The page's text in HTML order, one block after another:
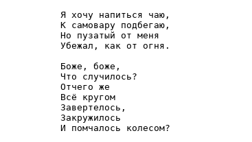
Я хочу напиться чаю,
К самовару подбегаю,
Но пузатый от меня
Убежал, как от огня.
Боже, боже,
Что случилось?
Отчего же
Всё кругом
Завертелось,
Закружилось
И помчалось колесом?